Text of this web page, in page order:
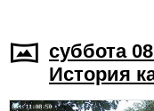
суббота
История